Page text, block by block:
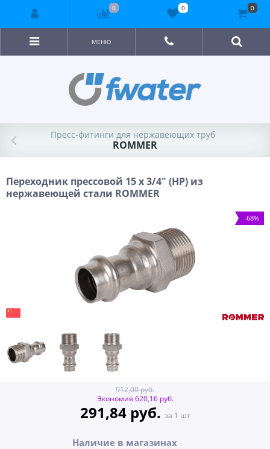
МЕНЮ
Пресс-фитинги для нержавеющих труб
ROMMER
Переходник прессовой 15 x 3/4" (НР) из
нержавеющей стали ROMMER
-68%
912,00 руб.
Экономия 620,16 руб.
291,84 руб. за 1 шт
Наличие в магазинах
0 0 0